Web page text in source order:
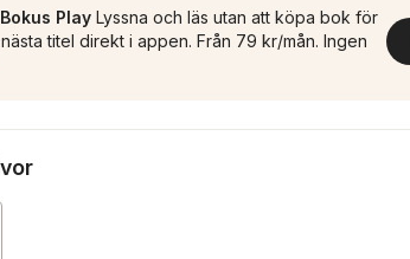
Play Lyssna och läs utan att köpa bok för
titel direkt i appen. Från 79 kr/mån. Ingen